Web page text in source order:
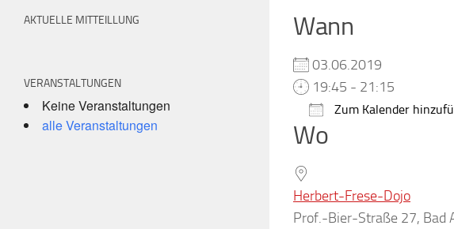
Wann
03.06.2019
19:45 - 21:15
Zum Kalender
ICS herunterladen
Wo
Herbert-Frese-Dojo
Prof.-Bier-Straße 27, Bad
AKTUELLE MITTEILLUNG
VERANSTALTUNGEN
Keine Veranstaltungen
alle Veranstaltungen